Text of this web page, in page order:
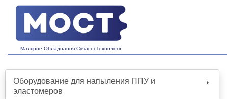
Малярне Обладнання Сучасні Технології
Оборудование для напыления ППУ и
эластомеров